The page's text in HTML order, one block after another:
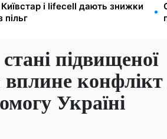
і lifecell дають знижки
підвищеної
вплине конфлікт
Україні